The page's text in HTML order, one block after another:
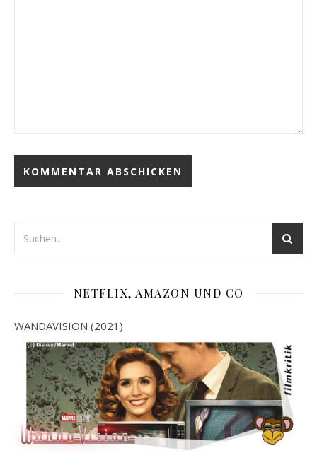
NETFLIX, AMAZON UND CO
WANDAVISION (2021)